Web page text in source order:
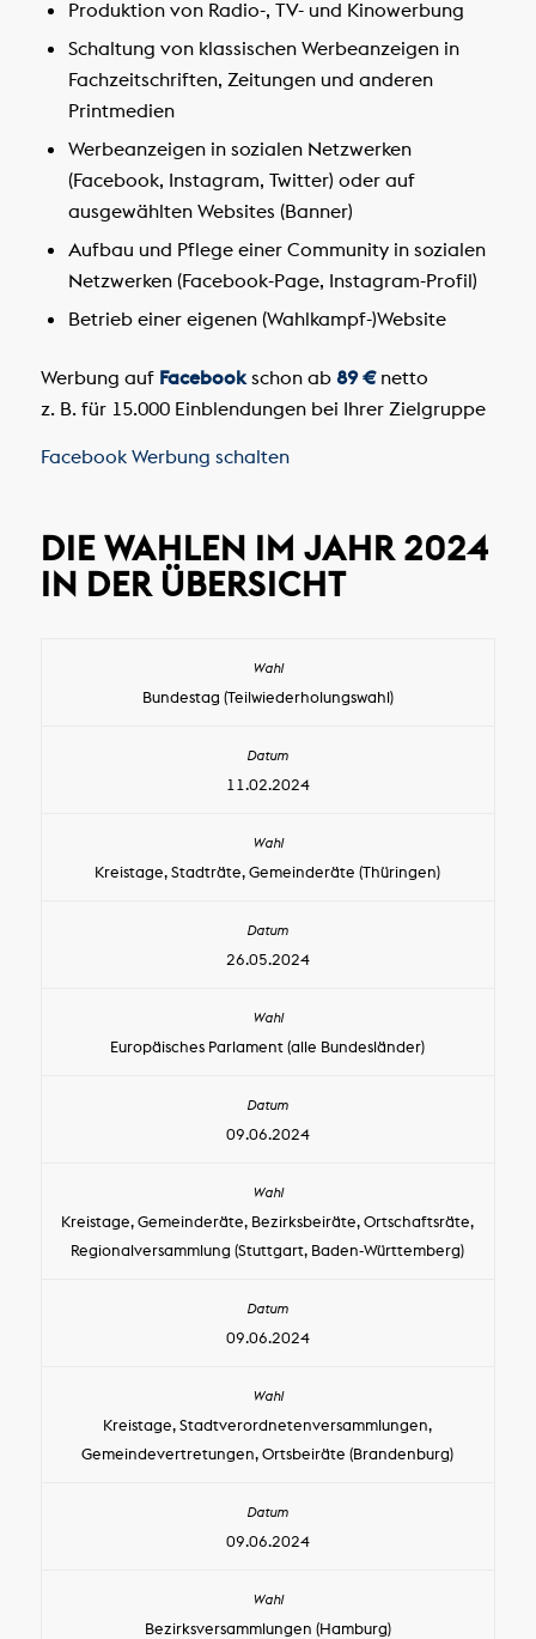
Produktion von Radio-, TV- und Kinowerbung
Schaltung von klassischen Werbeanzeigen in
Fachzeitschriften, Zeitungen und anderen
Printmedien
Werbeanzeigen in sozialen Netzwerken
(Facebook, Instagram, Twitter) oder auf
ausgewählten Websites (Banner)
Aufbau und Pflege einer Community in sozialen
Netzwerken (Facebook-Page, Instagram-Profil)
Betrieb einer eigenen (Wahlkampf-)Website
Werbung auf Facebookschon ab 89 €netto
z. B. für 15.000 Einblendungen bei Ihrer Zielgruppe
Facebook Werbung schalten
DIE WAHLEN IM JAHR 2024
IN DER ÜBERSICHT
Bundestag (Teil­wieder­holungswahl)
11.02.2024
Kreistage, Stadträte, Gemeinderäte (Thüringen)
26.05.2024
Europäisches Parlament (alle Bundesländer)
09.06.2024
Kreistage, Gemeinderäte, Bezirksbeiräte, Ortschaftsräte,
Regionalversammlung (Stuttgart, Baden-Württemberg)
09.06.2024
Kreistage, Stadtverordnetenversammlungen,
Gemeindevertretungen, Ortsbeiräte (Brandenburg)
09.06.2024
Bezirksversammlungen (Hamburg)